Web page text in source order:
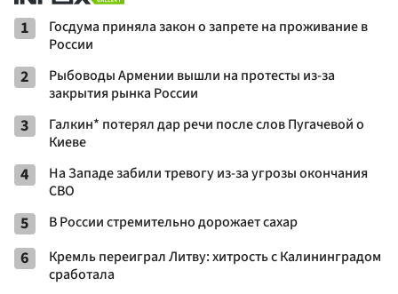
1
Госдума приняла закон о запрете на проживание в
России
2
Рыбоводы Армении вышли на протесты из-за
закрытия рынка России
3
Галкин* потерял дар речи после слов Пугачевой о
Киеве
4
На Западе забили тревогу из-за угрозы окончания
СВО
5 В России стремительно дорожает сахар
6
Кремль переиграл Литву: хитрость с Калининградом
сработала